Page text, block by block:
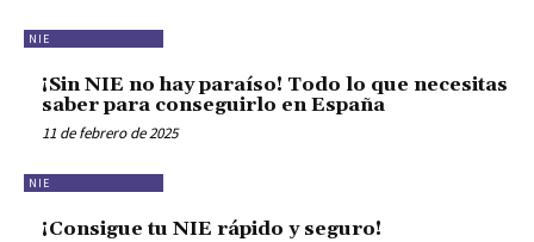
NIE
¡Sin NIE no hay paraíso! Todo lo que necesitas
saber para conseguirlo en España
11 de febrero de 2025
NIE
¡Consigue tu NIE rápido y seguro!